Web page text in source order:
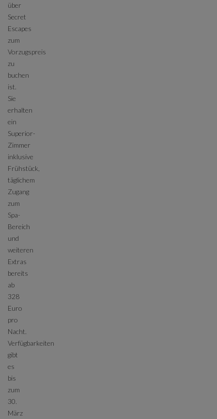
über
Secret
Escapes
zum
Vorzugspreis
zu
buchen
ist.
Sie
erhalten
ein
Superior-
Zimmer
inklusive
Frühstück,
täglichem
Zugang
zum
Spa-
Bereich
und
weiteren
Extras
bereits
ab
328
Euro
pro
Nacht.
Verfügbarkeiten
gibt
es
bis
zum
30.
März